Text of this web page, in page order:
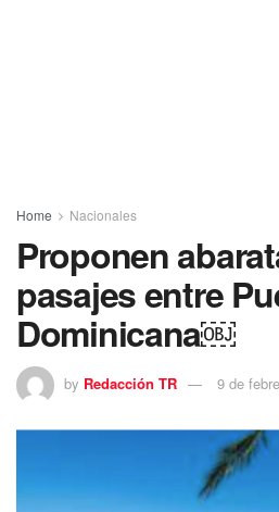
Home Nacionales
Proponen
pasajes entre
Dominicana￼
by Redacción TR 9 de